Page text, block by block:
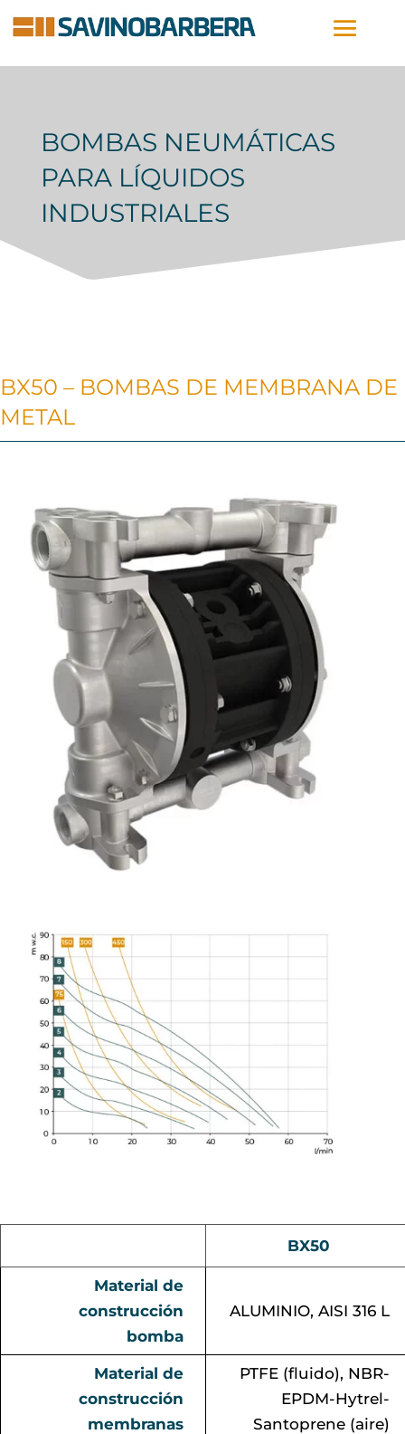
BOMBAS NEUMÁTICAS
PARA LÍQUIDOS
INDUSTRIALES
BX50 – BOMBAS DE MEMBRANA DE
METAL
BX50
Material de
construcción
bomba
ALUMINIO, AISI 316 L
Material de
construcción
membranas
PTFE (fluido), NBR-
EPDM-Hytrel-
Santoprene (aire)